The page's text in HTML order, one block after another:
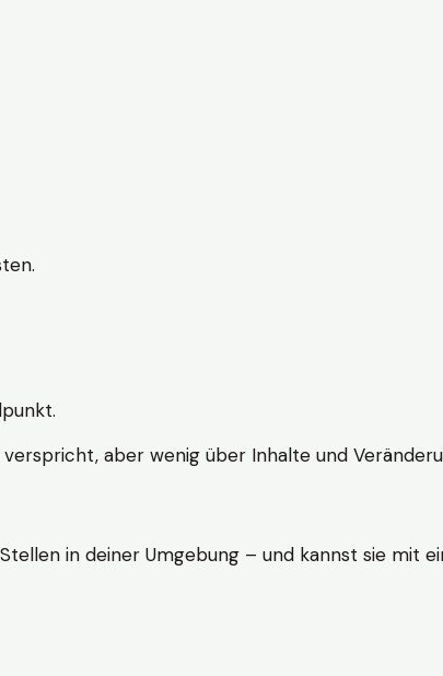
aber wenig über Inhalte und
in deiner Umgebung – und kannst sie mit